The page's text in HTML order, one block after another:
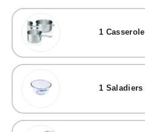
1 Casserole
1 Saladiers